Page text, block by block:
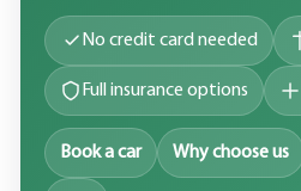
No credit card needed
Full insurance options
Book a car Why choose us